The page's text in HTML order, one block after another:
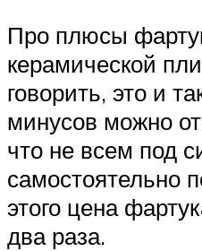
Про плюсы
керамической
говорить, это и
минусов можно
что не всем под
самостоятельно
этого цена
два раза.